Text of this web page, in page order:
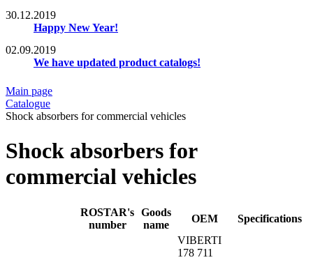
30.12.2019
Happy New Year!
02.09.2019
We have updated product catalogs!
Main page
Catalogue
Shock absorbers for commercial vehicles
Shock absorbers for
commercial vehicles
ROSTAR's
number
Goods
name
OEM Specifications
VIBERTI
178 711